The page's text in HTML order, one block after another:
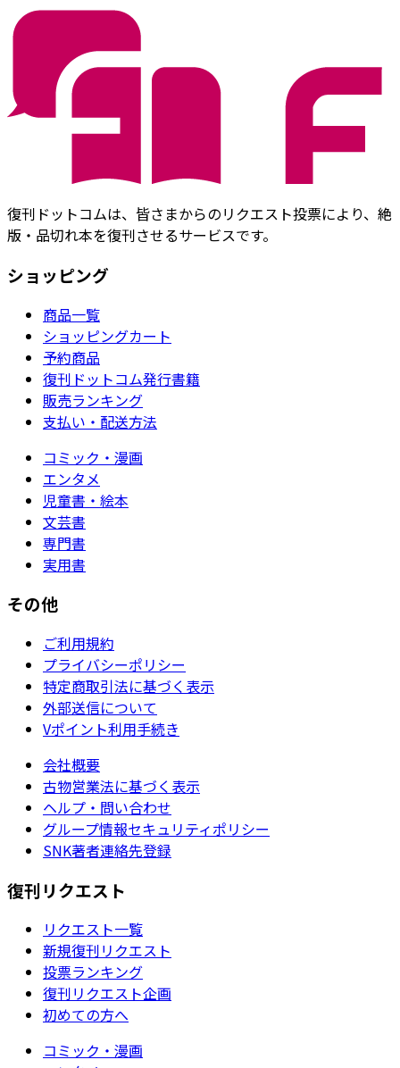
復刊ドットコムは、皆さまからのリクエスト投票により、絶
版・品切れ本を復刊させるサービスです。
ショッピング
商品一覧
ショッピングカート
予約商品
復刊ドットコム発行書籍
販売ランキング
支払い・配送方法
コミック・漫画
エンタメ
児童書・絵本
文芸書
専門書
実用書
その他
ご利用規約
プライバシーポリシー
特定商取引法に基づく表示
外部送信について
Vポイント利用手続き
会社概要
古物営業法に基づく表示
ヘルプ・問い合わせ
グループ情報セキュリティポリシー
SNK著者連絡先登録
復刊リクエスト
リクエスト一覧
新規復刊リクエスト
投票ランキング
復刊リクエスト企画
初めての方へ
コミック・漫画